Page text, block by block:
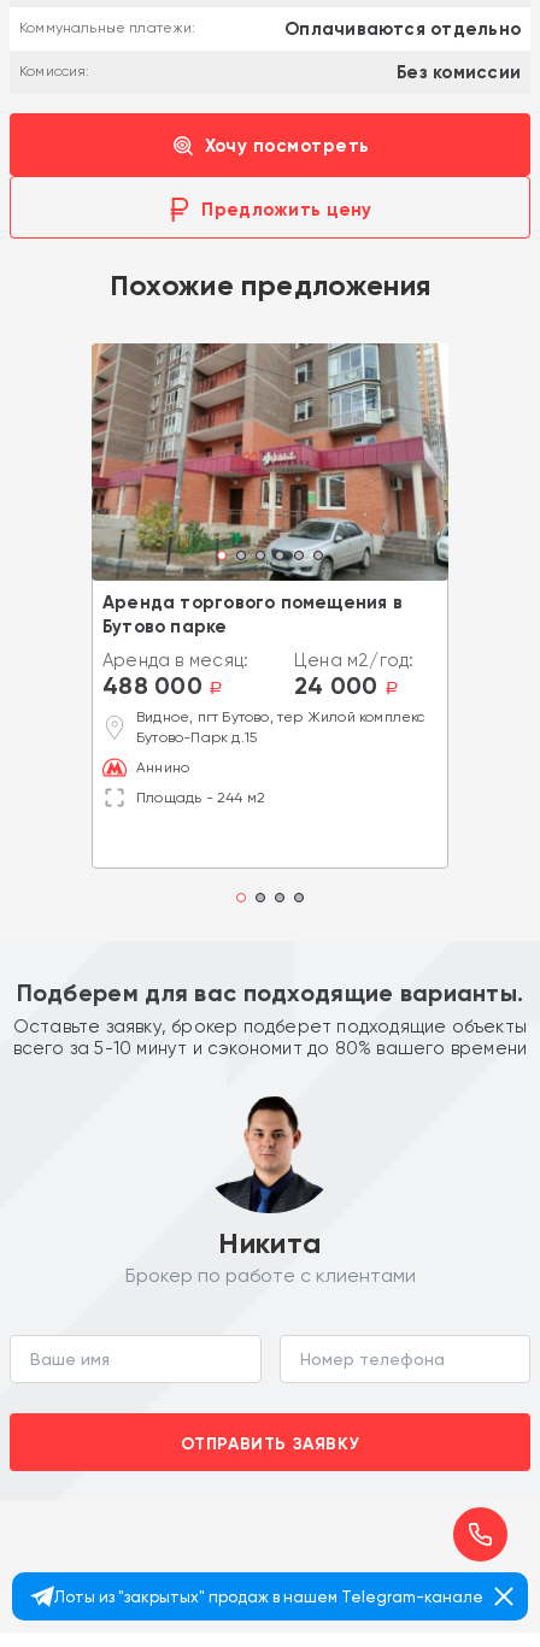
Коммунальные платежи: Оплачиваются отдельно
Комиссия: Без комиссии
Хочу посмотреть
Предложить цену
Похожие предложения
Аренда торгового помещения в
Бутово парке
Аренда в месяц:
488 000 a
Цена м2/год:
24 000 a
Видное, пгт Бутово, тер Жилой комплекс
Бутово-Парк д.15
Аннино
Площадь - 244 м2
Подберем для вас подходящие варианты.
Оставьте заявку, брокер подберет подходящие объекты
всего за 5-10 минут и сэкономит до 80% вашего времени
Никита
Брокер по работе с клиентами
ОТПРАВИТЬ ЗАЯВКУ
Лоты из "закрытых" продаж в нашем Telegram-канале